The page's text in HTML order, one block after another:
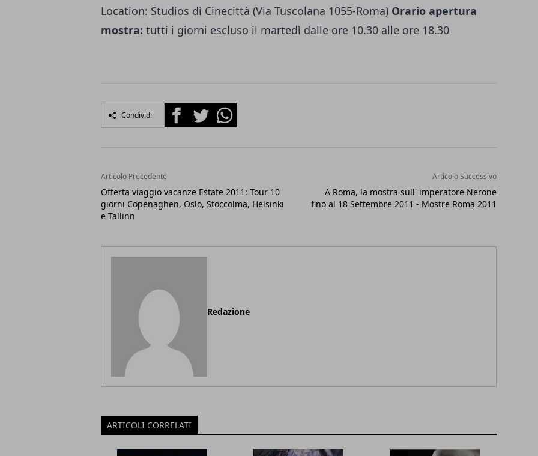
Location: Studios di Cinecittà (Via Tuscolana 1055-Roma) Orario apertura
mostra: tutti i giorni escluso il martedì dalle ore 10.30 alle ore 18.30
Condividi FacebookTwitterWhatsapp
Articolo Precedente
Offerta viaggio vacanze Estate 2011: Tour 10
giorni Copenaghen, Oslo, Stoccolma, Helsinki
e Tallinn
Articolo Successivo
A Roma, la mostra sull' imperatore Nerone
fino al 18 Settembre 2011 - Mostre Roma 2011
Redazione
ARTICOLI CORRELATI